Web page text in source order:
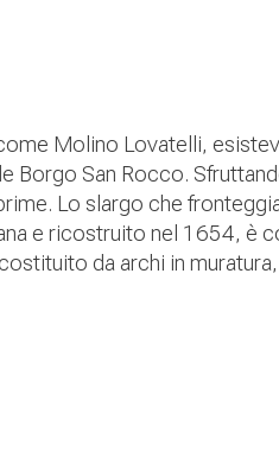
Molino Lovatelli,
Borgo San Rocco.
Lo slargo che
e ricostruito nel 1654, è
da archi in